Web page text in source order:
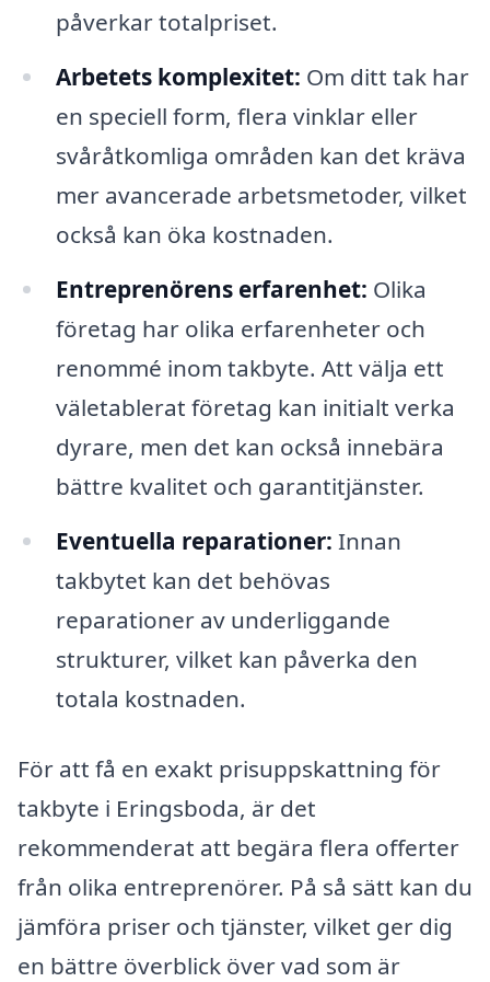
påverkar totalpriset.
Arbetets komplexitet: Om ditt tak har
en speciell form, flera vinklar eller
svåråtkomliga områden kan det kräva
mer avancerade arbetsmetoder, vilket
också kan öka kostnaden.
Entreprenörens erfarenhet: Olika
företag har olika erfarenheter och
renommé inom takbyte. Att välja ett
väletablerat företag kan initialt verka
dyrare, men det kan också innebära
bättre kvalitet och garantitjänster.
Eventuella reparationer: Innan
takbytet kan det behövas
reparationer av underliggande
strukturer, vilket kan påverka den
totala kostnaden.
För att få en exakt prisuppskattning för
takbyte i Eringsboda, är det
rekommenderat att begära flera offerter
från olika entreprenörer. På så sätt kan du
jämföra priser och tjänster, vilket ger dig
en bättre överblick över vad som är